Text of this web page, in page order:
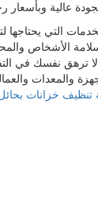
عالية
التي يحتاجها
لا ترهق نفسك
والمعدات
خزانات